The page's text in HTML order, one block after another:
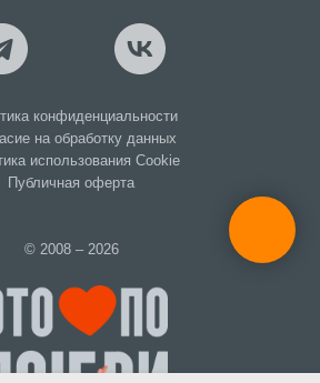
© 2008 – 2026
конфиденциальности
на обработку данных
использования Cookie
Публичная оферта